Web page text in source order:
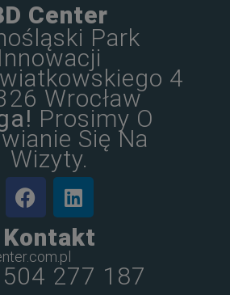
Center
Park
Innowacji
4
Wrocław
Prosimy O
Się Na
Wizyty.
Kontakt
277 187